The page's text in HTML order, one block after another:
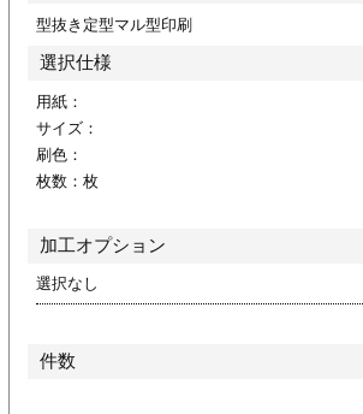
加工
リーブ
型抜き定型マル型印刷
選択仕様
用紙：
サイズ：
刷色：
枚数： 枚
加工オプション
選択なし
件数